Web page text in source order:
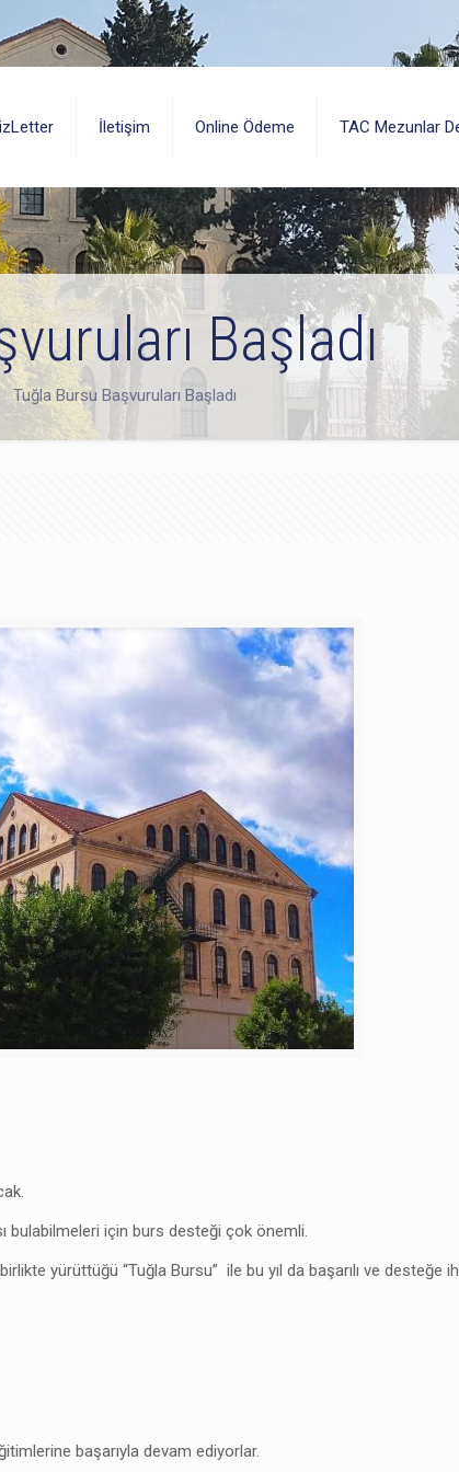
İletişim Online Ödeme TAC Mezunlar
Başladı
Tuğla Bursu Başvuruları Başladı
bulabilmeleri için burs desteği çok önemli.
yürüttüğü “Tuğla Bursu” ile bu yıl da başarılı ve desteğe
başarıyla devam ediyorlar.